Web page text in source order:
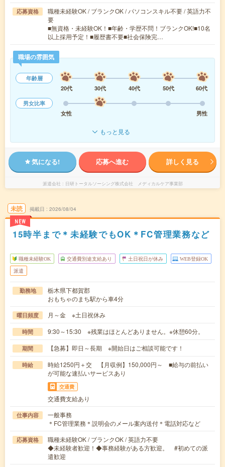
応募資格
職種未経験OK / ブランクOK / パソコンスキル不要 / 英語力不
要
■無資格・未経験OK！■年齢・学歴不問！ブランクOK!■10名
以上採用予定！■履歴書不要■社会保険完…
職場の雰囲気
年齢層
20代
30代 40代 50代
60代
男女比率
女性
男性
もっと見る
気になる! 応募へ進む 詳しく見る
派遣会社 日研トータルソーシング株式会社 メディカルケア事業部
未読
NEW
掲載日 2026/08/04
15時半まで＊未経験でもOK＊FC管理業務など
職種未経験OK 交通費別途支給あり 土日祝日が休み WEB登録OK
派遣
勤務地
栃木県下都賀郡
おもちゃのまち駅から車4分
曜日頻度 月～金 ※土日祝休み
時間 9:30～15:30 ※残業はほとんどありません。※休憩60分。
期間 【急募】即日～長期 ※開始日はご相談可能です！
時給
時給1250円＋交 【月収例】150,000円～ ■給与の前払い
が可能な速払いサービスあり
交通費
交通費支給あり
仕事内容
一般事務
＊FC管理業務＊説明会のメール案内送付＊電話対応など
応募資格
職種未経験OK / ブランクOK / 英語力不要
◆未経験者歓迎！◆事務経験がある方歓迎。 #初めての派
遣歓迎